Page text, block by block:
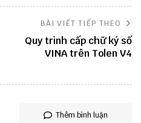
BÀI VIẾT TIẾP THEO
Quy trình cấp chữ ký số
VINA trên Tolen V4
Thêm bình luận